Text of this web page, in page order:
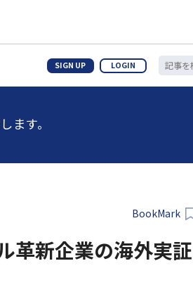
SIGN UP LOGIN
ます。
BookMark
革新企業の海外実証